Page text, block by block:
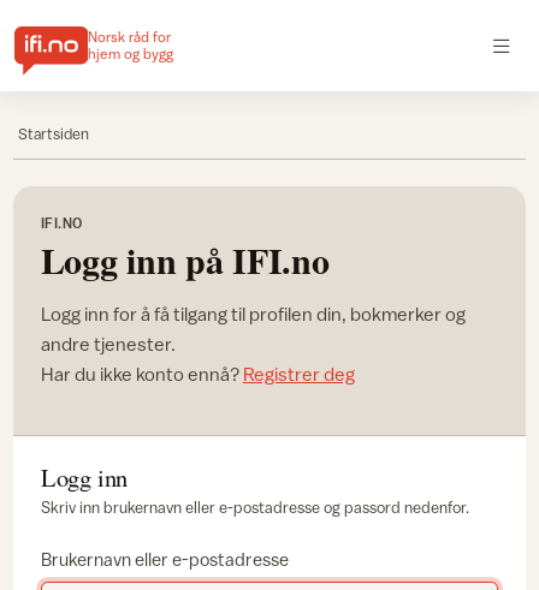
Norsk råd for
hjem og bygg
Startsiden
IFI.NO
Logg inn på IFI.no
Logg inn for å få tilgang til profilen din, bokmerker og
andre tjenester.
Har du ikke konto ennå? Registrer deg
Logg inn
Skriv inn brukernavn eller e-postadresse og passord nedenfor.
Brukernavn eller e-postadresse